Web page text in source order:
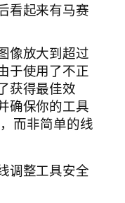
看起来有马赛
像放大到超过
于使用了不正
获得最佳效
确保你的工具
而非简单的线
调整工具安全